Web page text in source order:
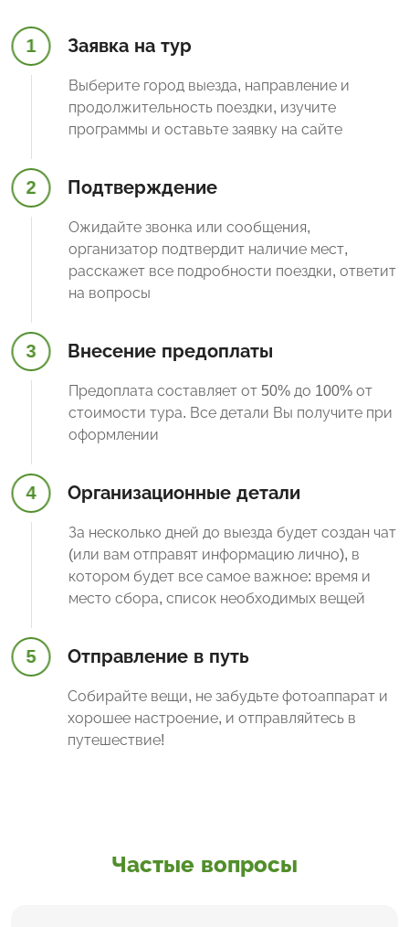
1 Заявка на тур
Выберите город выезда, направление и
продолжительность поездки, изучите
программы и оставьте заявку на сайте
2 Подтверждение
Ожидайте звонка или сообщения,
организатор подтвердит наличие мест,
расскажет все подробности поездки, ответит
на вопросы
3 Внесение предоплаты
Предоплата составляет от 50% до 100% от
стоимости тура. Все детали Вы получите при
оформлении
4 Организационные детали
За несколько дней до выезда будет создан чат
(или вам отправят информацию лично), в
котором будет все самое важное: время и
место сбора, список необходимых вещей
5 Отправление в путь
Собирайте вещи, не забудьте фотоаппарат и
хорошее настроение, и отправляйтесь в
путешествие!
Частые вопросы